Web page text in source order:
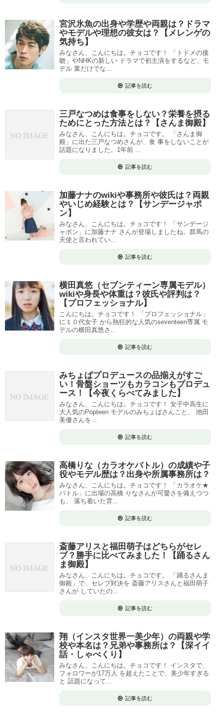
宮沢氷魚の出身や学歴や両親は？ドラマ
やモデルや理想の彼女は？【メレンゲの
気持ち】
みなさん、こんにちは。チョコです！ 「トドメの接
吻」やNHKの新しい ドラマで初主演をするなど、モ
デル 業だけでな...
記事を読む
三戸なつめは食事をしない？栄養を摂る
ためにとった方法とは？【さんま御殿】
みなさん、こんにちは。チョコです。 「さんま御
殿」に出た三戸なつめさんが、食 事をしないことが
話題になりました。1年前 ...
記事を読む
加藤ナナのwikiや事務所や彼氏は？両親
やいじめ経験とは？【サンデージャポ
ン】
みなさん、こんにちは。チョコです！ 「サンデージ
ャポン」に加藤ナナ さんが登場しましたね。群馬の
天使と言われてい...
記事を読む
横田真悠（セブンティーン専属モデル）
wikiや身長や体重は？彼氏や評判は？
【プロフェッショナル】
こんにちは。チョコです！ 「プロフェッショナル」
に１０代女子 から熱狂的な人気のseventeen専属 モ
デルの横田真悠さ...
記事を読む
みちょばプロデュースの品揃えがすご
い！骨盤ショーツもカラコンもプロデュ
ース！【今夜くらべてみました】
みなさん、こんにちは。チョコです！ 女子中高生に
大人気のPopteen モデルのみちょばさんこと、 池田
美優さんを...
記事を読む
高橋りな（カラオケバトル）の成績や子
役やモデル歴は？出身や所属事務所は？
みなさん、こんにちは。チョコです！ 「カラオケ★
バトル」に出場の高橋 りなさんが可愛さを備えつつ
も、 落ち着いた雰...
記事を読む
斎藤アリスと福田萌子はどちらがセレ
ブ？勝手に比べてみました！【踊るさん
ま御殿】
みなさん、こんにちは。チョコです。 「踊るさんま
御殿」で、セレブ対決を 斎藤アリスさんと福田萌子
さんが していたの...
記事を読む
翔（インスタ世界一美少年）の両親や学
校や本名は？兄弟や事務所は？【深イイ
話・しゃべくり】
みなさん、こんにちは。チョコです！ インスタで、
フォロワーが17万人 を超えたことで、美少年すぎる
と 話題になって...
記事を読む